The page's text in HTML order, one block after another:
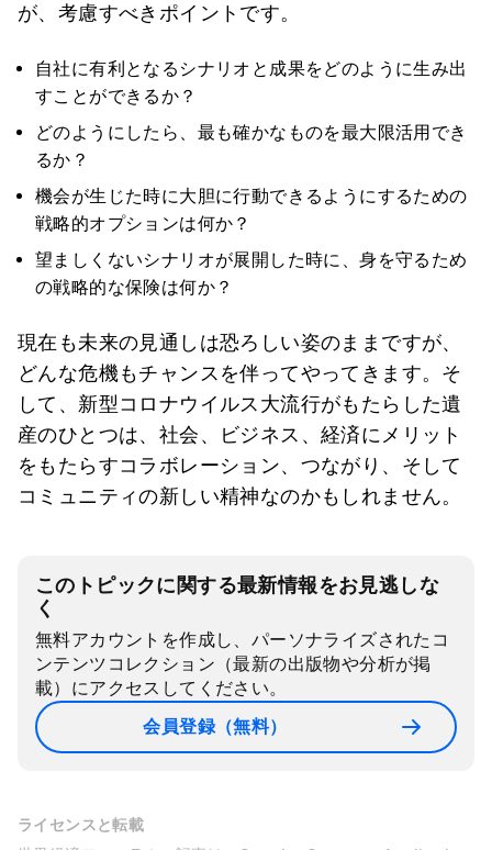
が、考慮すべきポイントです。
自社に有利となるシナリオと成果をどのように生み出
すことができるか？
どのようにしたら、最も確かなものを最大限活用でき
るか？
機会が生じた時に大胆に行動できるようにするための
戦略的オプションは何か？
望ましくないシナリオが展開した時に、身を守るため
の戦略的な保険は何か？
現在も未来の見通しは恐ろしい姿のままですが、
どんな危機もチャンスを伴ってやってきます。そ
して、新型コロナウイルス大流行がもたらした遺
産のひとつは、社会、ビジネス、経済にメリット
をもたらすコラボレーション、つながり、そして
コミュニティの新しい精神なのかもしれません。
このトピックに関する最新情報をお見逃しな
く
無料アカウントを作成し、パーソナライズされたコ
ンテンツコレクション（最新の出版物や分析が掲
載）にアクセスしてください。
会員登録（無料）
ライセンスと転載